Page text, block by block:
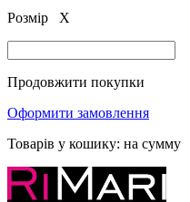
Розмір
X
Продовжити покупки
Оформити замовлення
Товарів у кошику: на сумму